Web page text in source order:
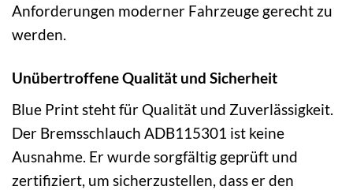
Anforderungen moderner Fahrzeuge gerecht zu
werden.
Unübertroffene Qualität und Sicherheit
Blue Print steht für Qualität und Zuverlässigkeit.
Der Bremsschlauch ADB115301 ist keine
Ausnahme. Er wurde sorgfältig geprüft und
zertifiziert, um sicherzustellen, dass er den